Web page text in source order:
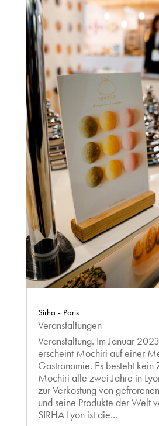
Sirha - Paris
Veranstaltungen
Veranstaltung. Im Januar
erscheint Mochiri auf einer
Gastronomie. Es besteht kein
Mochiri alle zwei Jahre in
zur Verkostung von
und seine Produkte der Welt
SIRHA Lyon ist die...